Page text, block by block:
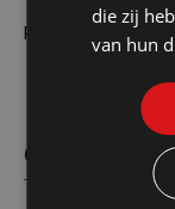
Ringratel-
Gelijkaardige
die zij
van hun